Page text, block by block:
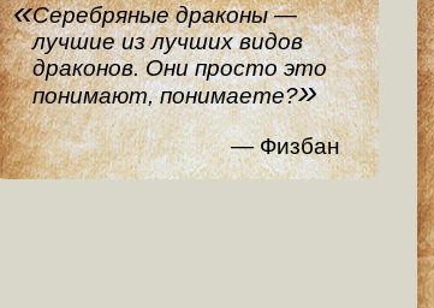
Серебряные драконы —
лучшие из лучших видов
драконов. Они просто это
понимают, понимаете?
Физбан